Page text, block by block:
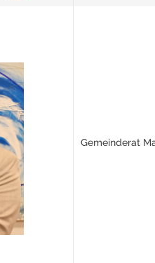
Gemeinderat